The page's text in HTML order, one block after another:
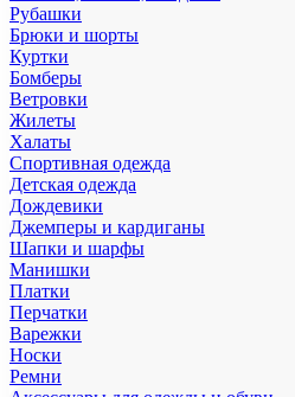
Рубашки
Брюки и шорты
Куртки
Бомберы
Ветровки
Жилеты
Халаты
Спортивная одежда
Детская одежда
Дождевики
Джемперы и кардиганы
Шапки и шарфы
Манишки
Платки
Перчатки
Варежки
Носки
Ремни